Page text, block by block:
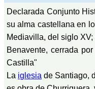
Declarada Conjunto
su alma castellana en
Mediavilla, del siglo XV;
Benavente, cerrada
Castilla"
La iglesia de Santiago,